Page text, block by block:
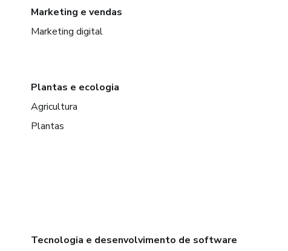
Marketing e vendas
Marketing digital
Plantas e ecologia
Agricultura
Plantas
Tecnologia e desenvolvimento de software